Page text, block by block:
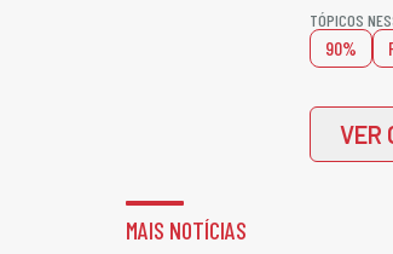
TÓPICOS
90%
VER
MAIS NOTÍCIAS